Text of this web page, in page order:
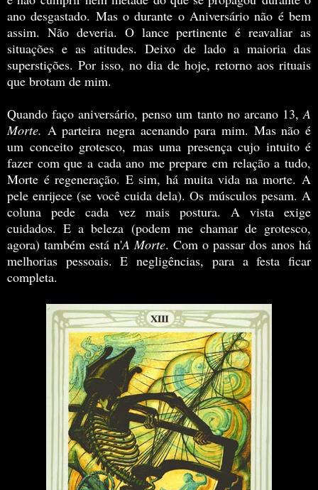
ano desgastado. Mas o durante o Aniversário não é bem
assim. Não deveria. O lance pertinente é reavaliar as
situações e as atitudes. Deixo de lado a maioria das
superstições. Por isso, no dia de hoje, retorno aos rituais
que brotam de mim.
Quando faço aniversário, penso um tanto no arcano 13, A
Morte. A parteira negra acenando para mim. Mas não é
um conceito grotesco, mas uma presença cujo intuito é
fazer com que a cada ano me prepare em relação a tudo,
Morte é regeneração. E sim, há muita vida na morte. A
pele enrijece (se você cuida dela). Os músculos pesam. A
coluna pede cada vez mais postura. A vista exige
cuidados. E a beleza (podem me chamar de grotesco,
agora) também está n'A Morte. Com o passar dos anos há
melhorias pessoais. E negligências, para a festa ficar
completa.